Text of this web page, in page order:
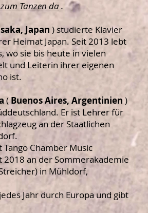
Tanzen da.
Japan ) studierte Klavier
Heimat Japan. Seit 2013 lebt
wo sie bis heute in vielen
und Leiterin ihrer eigenen
ist.
(Buenos Aires, Argentinien )
Er ist Lehrer für
an der Staatlichen
Chamber Music
an der Sommerakademie
in Mühldorf,
Jahr durch Europa und gibt